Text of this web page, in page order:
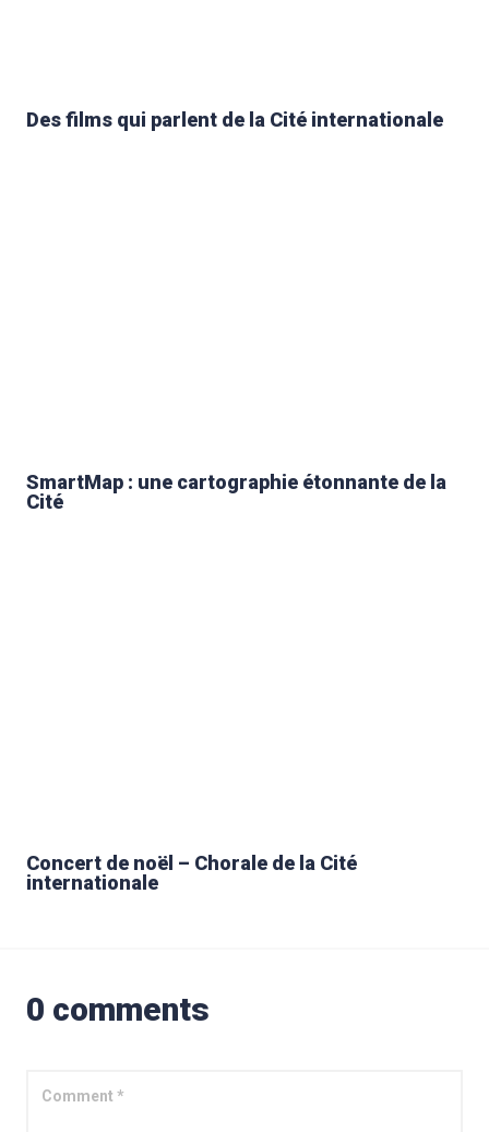
Des films qui parlent de la Cité internationale
SmartMap : une cartographie étonnante de la
Cité
Concert de noël – Chorale de la Cité
internationale
0 comments